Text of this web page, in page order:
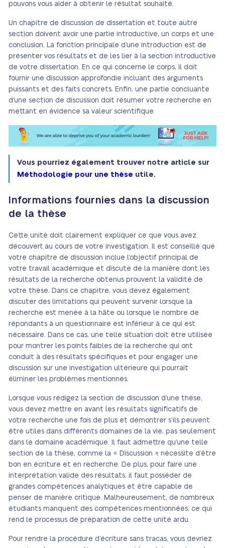
pouvons vous aider à obtenir le résultat souhaité.
Un chapitre de discussion de dissertation et toute autre
section doivent avoir une partie introductive, un corps et une
conclusion. La fonction principale d’une introduction est de
présenter vos résultats et de les lier à la section introductive
de votre dissertation. En ce qui concerne le corps, il doit
fournir une discussion approfondie incluant des arguments
puissants et des faits concrets. Enfin, une partie concluante
d’une section de discussion doit résumer votre recherche en
mettant en évidence sa valeur scientifique.
Vous pourriez également trouver notre article sur
Méthodologie pour une thèse utile.
Informations fournies dans la discussion
de la thèse
Cette unité doit clairement expliquer ce que vous avez
découvert au cours de votre investigation. Il est conseillé que
votre chapitre de discussion inclue l’objectif principal de
votre travail académique et discute de la manière dont les
résultats de la recherche obtenus prouvent la validité de
votre thèse. Dans ce chapitre, vous devez également
discuter des limitations qui peuvent survenir lorsque la
recherche est menée à la hâte ou lorsque le nombre de
répondants à un questionnaire est inférieur à ce qui est
nécessaire. Dans ce cas, une telle situation doit être utilisée
pour montrer les points faibles de la recherche qui ont
conduit à des résultats spécifiques et pour engager une
discussion sur une investigation ultérieure qui pourrait
éliminer les problèmes mentionnés.
Lorsque vous rédigez la section de discussion d’une thèse,
vous devez mettre en avant les résultats significatifs de
votre recherche une fois de plus et démontrer s’ils peuvent
être utiles dans différents domaines de la vie, pas seulement
dans le domaine académique. Il faut admettre qu’une telle
section de la thèse, comme la « Discussion », nécessite d’être
bon en écriture et en recherche. De plus, pour faire une
interprétation valide des résultats, il faut posséder de
grandes compétences analytiques et être capable de
penser de manière critique. Malheureusement, de nombreux
étudiants manquent des compétences mentionnées, ce qui
rend le processus de préparation de cette unité ardu.
Pour rendre la procédure d’écriture sans tracas, vous devriez